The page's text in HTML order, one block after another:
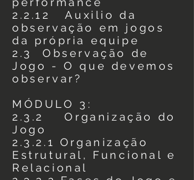
2.2.12 Auxilio da
observação em jogos
da própria equipe
2.3 Observação de
Jogo - O que devemos
observar?
MÓDULO 3:
2.3.2 Organização do
Jogo
2.3.2.1 Organização
Estrutural, Funcional e
Relacional